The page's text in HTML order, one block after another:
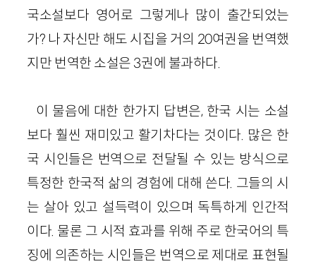
국소설보다 영어로 그렇게나 많이 출간되었는
가? 나 자신만 해도 시집을 거의 20여권을 번역했
지만 번역한 소설은 3권에 불과하다.
이 물음에 대한 한가지 답변은, 한국 시는 소설
보다 훨씬 재미있고 활기차다는 것이다. 많은 한
국 시인들은 번역으로 전달될 수 있는 방식으로
특정한 한국적 삶의 경험에 대해 쓴다. 그들의 시
는 살아 있고 설득력이 있으며 독특하게 인간적
이다. 물론 그 시적 효과를 위해 주로 한국어의 특
징에 의존하는 시인들은 번역으로 제대로 표현될